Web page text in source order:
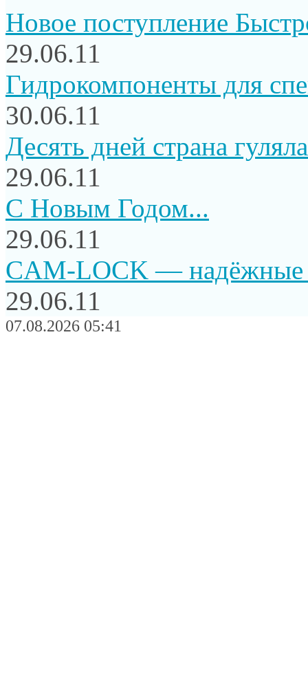
Новое поступление
29.06.11
Гидрокомпоненты для
30.06.11
Десять дней страна
29.06.11
C Новым Годом...
29.06.11
CAM-LOCK — надёжные
29.06.11
07.08.2026 05:41